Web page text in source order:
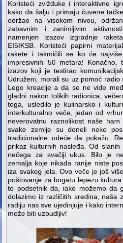
Koristeći zvižduke i interaktivne
kako da šalju i primaju čuvene
održao na visokom nivou,
zabavnim i zanimljivim
namenjen izazov izgradnje
EI5IKSB. Koristeći papirni
rakete i takmičili se ko će
impresivnih 50 metara!
izazov koji je testirao
Udruženi, morali su uz pomoć
Lego kreacije a da se ne vide
gladni nakon tolikih radionica,
toga, usledilo je kulinarsko i
interkulturalno veče, jedan od
neverovatnu raznolikost naše
svake zemlje su doneli neko
tradicionalne odeće da pokažu.
prikaz kulturnih nasleđa. Od
nečega za svačiji ukus. Bilo je
zemalja koje nikada ranije niste
iza svakog jela. Ovo veče je još
poštovanje za bogatu lepezu
to podsetnik da, iako možemo da
dolazimo iz različitih sredina, naša
radiju nas sve ujedinjuje i kako
može biti uzbudljiv!